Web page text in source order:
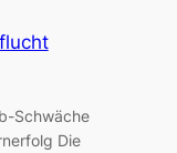
Schwäche
Die